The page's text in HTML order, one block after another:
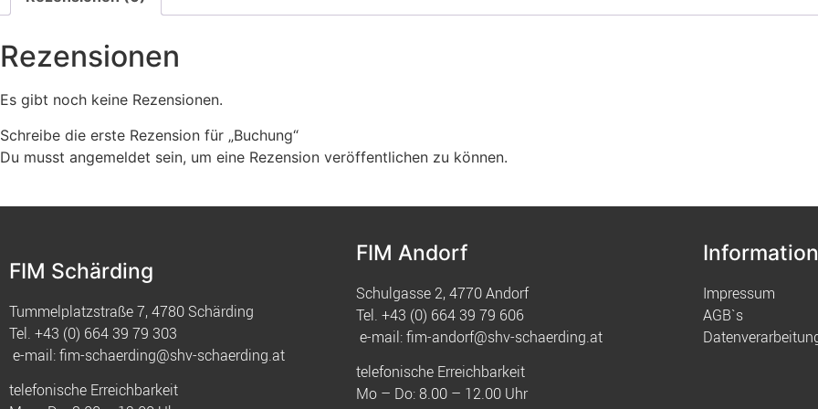
Rezensionen
Es gibt noch keine Rezensionen.
Schreibe die erste Rezension für „Buchung“
Du musst angemeldet sein, um eine Rezension veröffentlichen zu können.
FIM Schärding
Tummelplatzstraße 7, 4780 Schärding
Tel. +43 (0) 664 39 79 303
e-mail:fim-schaerding@shv-schaerding.at
telefonische Erreichbarkeit
FIM Andorf
Schulgasse 2, 4770 Andorf
Tel. +43 (0) 664 39 79 606
e-mail:fim-andorf@shv-schaerding.at
telefonische Erreichbarkeit
Mo – Do: 8.00 – 12.00 Uhr
Impressum
AGB`s